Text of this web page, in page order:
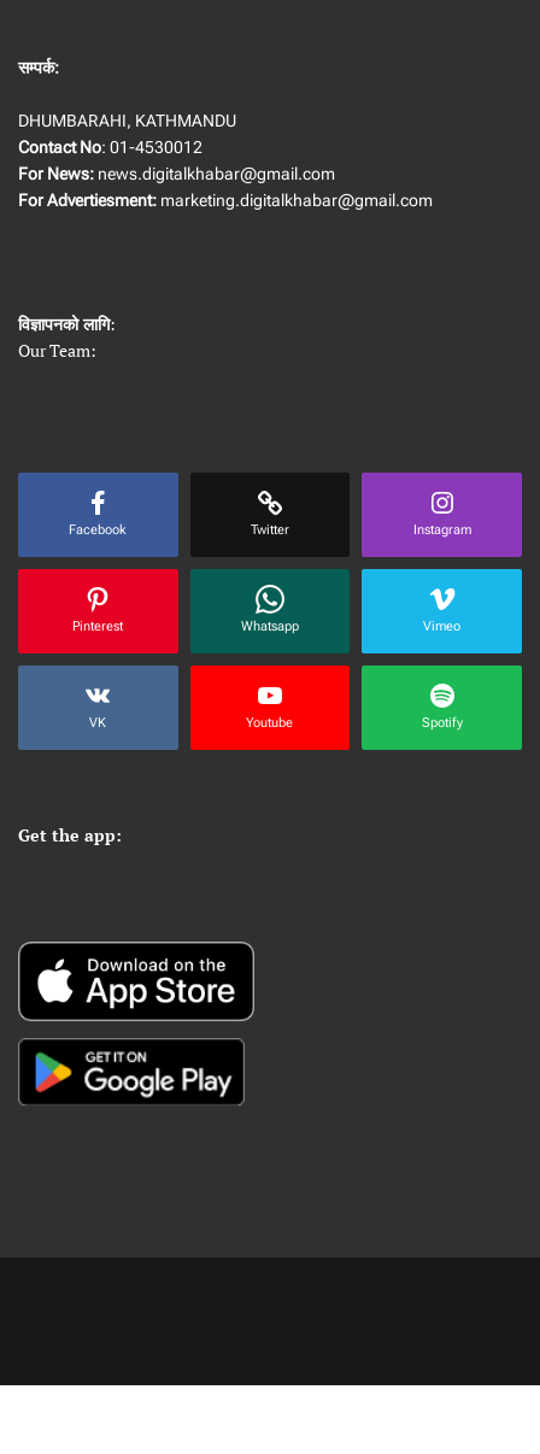
सम्पर्क:
DHUMBARAHI, KATHMANDU
Contact No: 01-4530012
For News: news.digitalkhabar@gmail.com
For Advertiesment: marketing.digitalkhabar@gmail.com
विज्ञापनको लागि:
Our Team:
Facebook Twitter Instagram
Pinterest Whatsapp Vimeo
VK Youtube Spotify
Get the app: